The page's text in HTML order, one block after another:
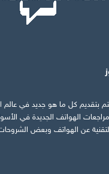
بتقديم كل ما هو جديد في
الهواتف الجديدة في
التقنية عن الهواتف وبعض